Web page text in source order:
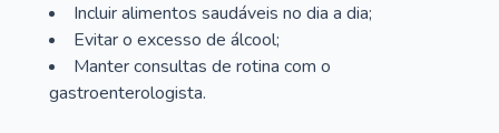
Incluir alimentos saudáveis no dia a dia;
Evitar o excesso de álcool;
Manter consultas de rotina com o
gastroenterologista.